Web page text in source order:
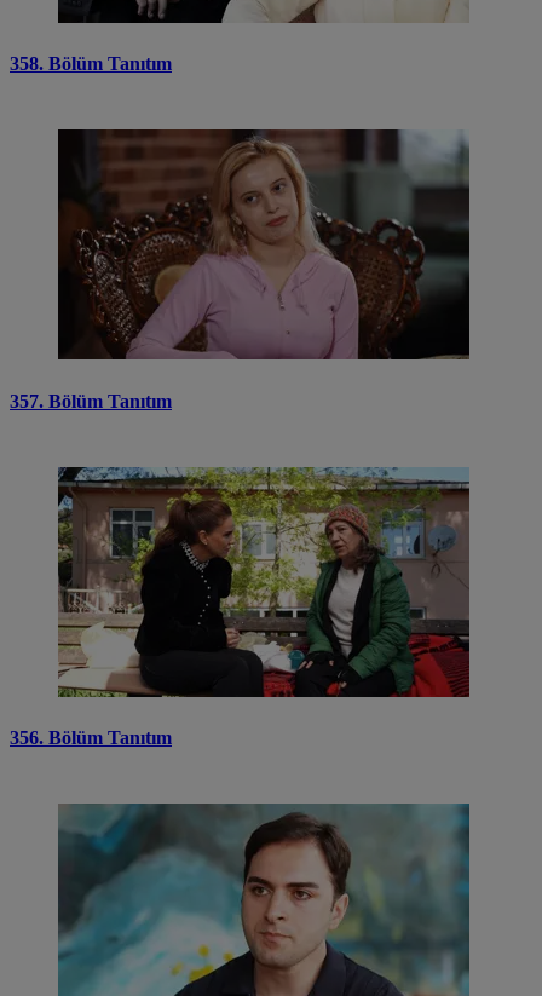
358. Bölüm Tanıtım
357. Bölüm Tanıtım
356. Bölüm Tanıtım